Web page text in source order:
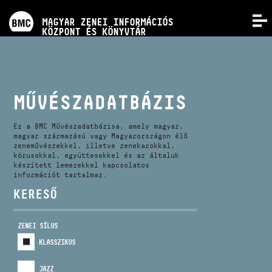
MAGYAR ZENEI INFORMÁCIÓS
KÖZPONT ÉS KÖNYVTÁR
KÉPZÉSEK
KIADVÁNYOK
RÓLUNK
KAPCSOLAT
VIDEÓ GALÉRIA
MŰVÉSZADATBÁZIS
Ez a BMC Művészadatbázisa, amely magyar,
magyar származású vagy Magyarországon élő
zeneművészekkel, illetve zenekarokkal,
kórusokkal, együttesekkel és az általuk
készített lemezekkel kapcsolatos
információt tartalmaz.
KERESŐ
ZENEI SÍLUS
KLASSZIKUS
JAZZ